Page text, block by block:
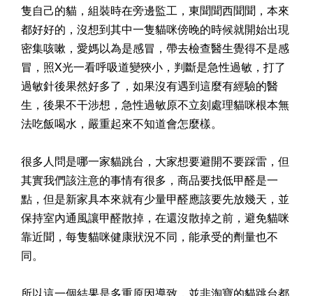
隻自己的貓，組裝時在旁邊監工，東聞聞西聞聞，本來
都好好的，沒想到其中一隻貓咪傍晚的時候就開始出現
密集咳嗽，愛媽以為是感冒，帶去檢查醫生覺得不是感
冒，照X光一看呼吸道變狹小，判斷是急性過敏，打了
過敏針後果然好多了，如果沒有遇到這麼有經驗的醫
生，後果不干涉想，急性過敏原不立刻處理貓咪根本無
法吃飯喝水，嚴重起來不知道會怎麼樣。
很多人問是哪一家貓跳台，大家想要避開不要踩雷，但
其實我們該注意的事情有很多，商品要找低甲醛是一
點，但是新家具本來就有少量甲醛應該要先放幾天，並
保持室內通風讓甲醛散掉，在還沒散掉之前，避免貓咪
靠近聞，每隻貓咪健康狀況不同，能承受的劑量也不
同。
所以這一個結果是多重原因導致，並非淘寶的貓跳台都